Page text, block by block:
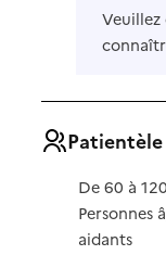
Patientèle
De 60 à
Personnes
aidants